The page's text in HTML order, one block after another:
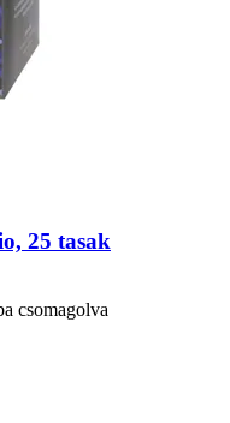
25 tasak
csomagolva